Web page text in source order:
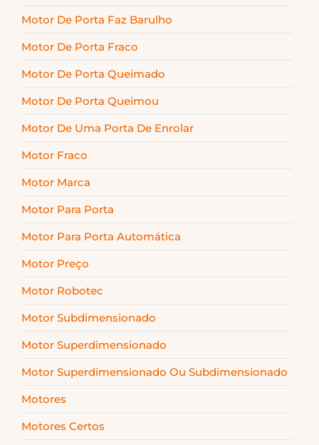
Motor De Porta Faz Barulho
Motor De Porta Fraco
Motor De Porta Queimado
Motor De Porta Queimou
Motor De Uma Porta De Enrolar
Motor Fraco
Motor Marca
Motor Para Porta
Motor Para Porta Automática
Motor Preço
Motor Robotec
Motor Subdimensionado
Motor Superdimensionado
Motor Superdimensionado Ou Subdimensionado
Motores
Motores Certos